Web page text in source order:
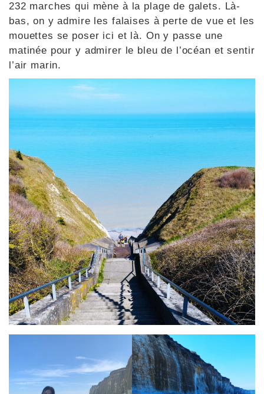
232 marches qui mène à la plage de galets. Là-
bas, on y admire les falaises à perte de vue et les
mouettes se poser ici et là. On y passe une
matinée pour y admirer le bleu de l’océan et sentir
l’air marin.